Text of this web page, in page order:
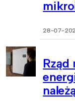
28-07-
Rząd